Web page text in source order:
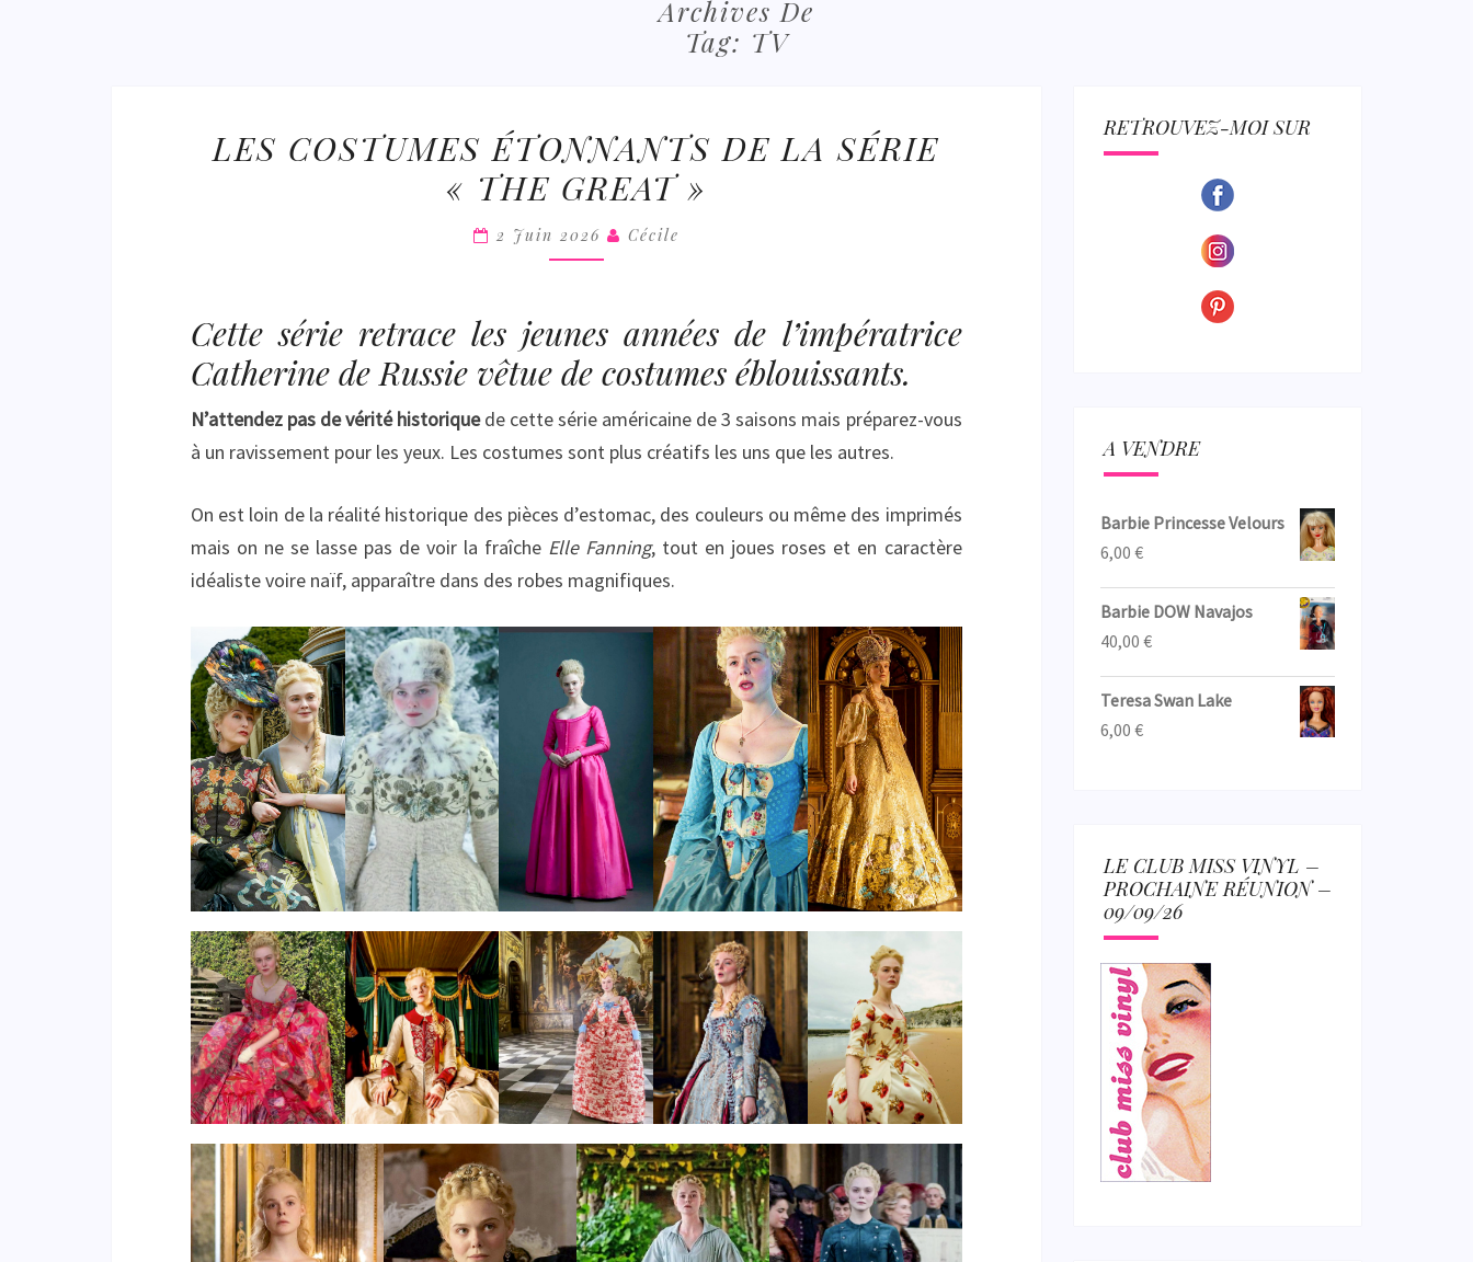
COLLECTION
Archives De
Tag: TV
COSTUMES
ÉTONNANTS
LA
GREAT »
LES COSTUMES ÉTONNANTS DE LA SÉRIE
« THE GREAT »
2 Juin 2026 Cécile
Cette série retrace les jeunes années de l’impératrice
Catherine de Russie vêtue de costumes éblouissants.
N’attendez pas de vérité historiquede cette série américaine de 3 saisons mais préparez-vous
à un ravissement pour les yeux. Les costumes sont plus créatifs les uns que les autres.
On est loin de la réalité historique des pièces d’estomac, des couleurs ou même des imprimés
mais on ne se lasse pas de voir la fraîche Elle Fanning, tout en joues roses et en caractère
idéaliste voire naïf, apparaître dans des robes magnifiques.
RETROUVEZ-MOI SUR
A VENDRE
Barbie Princesse Velours
6,00 €
Barbie DOW Navajos
40,00 €
Teresa Swan Lake
6,00 €
LE CLUB MISS VINYL –
PROCHAINE RÉUNION –
09/09/26